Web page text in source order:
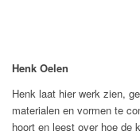
Henk Oelen
Henk laat hier werk zien,
materialen en vormen te
hoort en leest over hoe de